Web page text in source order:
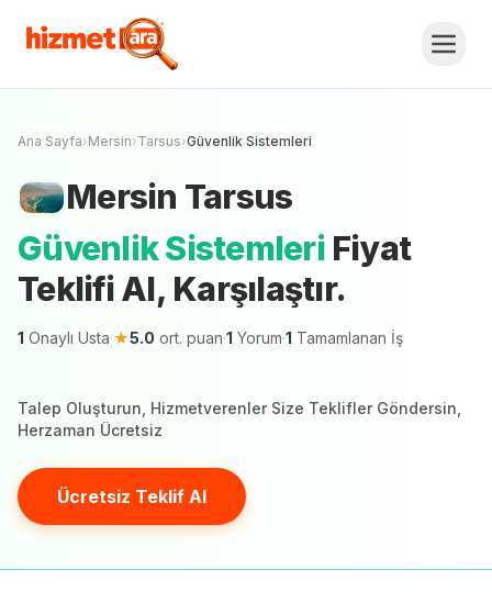
Güvenlik Sistemleri
Teklifi Al, Karşılaştır.
Ücretsiz Teklif Al
Ana Sayfa›Mersin›Tarsus›Güvenlik Sistemleri
Mersin Tarsus
Güvenlik SistemleriFiyat
Teklifi Al, Karşılaştır.
1 Onaylı Usta·★5.0 ort. puan·1 Yorum·1 Tamamlanan İş
Talep Oluşturun, Hizmetverenler Size Teklifler Göndersin,
Herzaman Ücretsiz
Ücretsiz Teklif Al